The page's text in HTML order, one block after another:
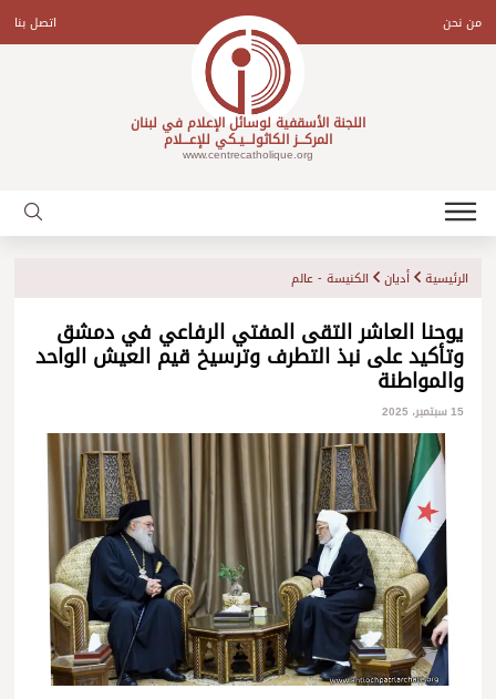
contentمن نحن اتصل بنا
اللجنة الأسقفية لوسائل الإعلام في لبنان
المركـــز الكاثولـــيـكي للإعـــلام
www.centrecatholique.org
الرئيسية أديان الكنيسة - عالم
يوحنا العاشر التقى المفتي الرفاعي في دمشق
وتأكيد على نبذ التطرف وترسيخ قيم العيش الواحد
والمواطنة
15 سبتمبر، 2025